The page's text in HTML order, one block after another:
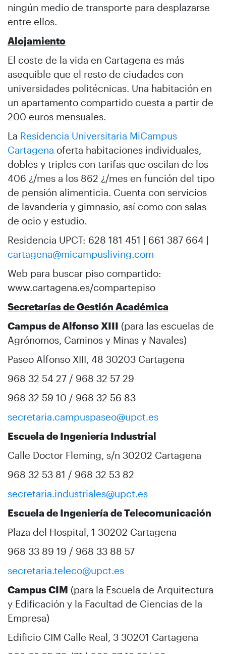
ningún medio de transporte para desplazarse
entre ellos.
Alojamiento
El coste de la vida en Cartagena es más
asequible que el resto de ciudades con
universidades politécnicas. Una habitación en
un apartamento compartido cuesta a partir de
200 euros mensuales.
La Residencia Universitaria MiCampus
Cartagena oferta habitaciones individuales,
dobles y triples con tarifas que oscilan de los
406 ¿/mes a los 862 ¿/mes en función del tipo
de pensión alimenticia. Cuenta con servicios
de lavandería y gimnasio, así como con salas
de ocio y estudio.
Residencia UPCT: 628 181 451 | 661 387 664 |
cartagena@micampusliving.com
Web para buscar piso compartido:
www.cartagena.es/compartepiso
Secretarías de Gestión Académica
Campus de Alfonso XIII (para las escuelas de
Agrónomos, Caminos y Minas y Navales)
Paseo Alfonso XIII, 48 30203 Cartagena
968 32 54 27 / 968 32 57 29
968 32 59 10 / 968 32 56 83
secretaria.campuspaseo@upct.es
Escuela de Ingeniería Industrial
Calle Doctor Fleming, s/n 30202 Cartagena
968 32 53 81 / 968 32 53 82
secretaria.industriales@upct.es
Escuela de Ingeniería de Telecomunicación
Plaza del Hospital, 1 30202 Cartagena
968 33 89 19 / 968 33 88 57
secretaria.teleco@upct.es
Campus CIM (para la Escuela de Arquitectura
y Edificación y la Facultad de Ciencias de la
Empresa)
Edificio CIM Calle Real, 3 30201 Cartagena